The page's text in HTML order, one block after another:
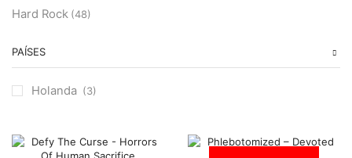
Hard Rock (48)
Heavy Metal(91)
Otros(38)
Punk(146)
PAÍSES
Holanda (3)